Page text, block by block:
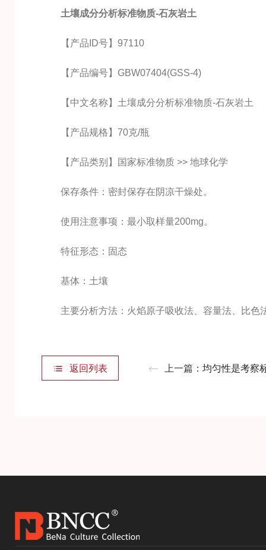
土壤成分分析标准物质-石灰岩土
【产品ID号】97110
【产品编号】GBW07404(GSS-4)
【中文名称】土壤成分分析标准物质-石灰岩土
【产品规格】70克/瓶
【产品类别】国家标准物质 >> 地球化学
保存条件：密封保存在阴凉干燥处。
使用注意事项：最小取样量200mg。
特征形态：固态
基体：土壤
主要分析方法：火焰原子吸收法、容量法、比色
返回列表 上一篇： 均匀性是考察标